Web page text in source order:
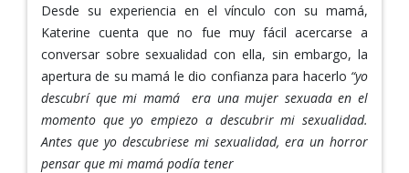
Desde su experiencia en el vínculo con su mamá,
Katerine cuenta que no fue muy fácil acercarse a
conversar sobre sexualidad con ella, sin embargo, la
apertura de su mamá le dio confianza para hacerlo “yo
descubrí que mi mamá era una mujer sexuada en el
momento que yo empiezo a descubrir mi sexualidad.
Antes que yo descubriese mi sexualidad, era un horror
pensar que mi mamá podía tener